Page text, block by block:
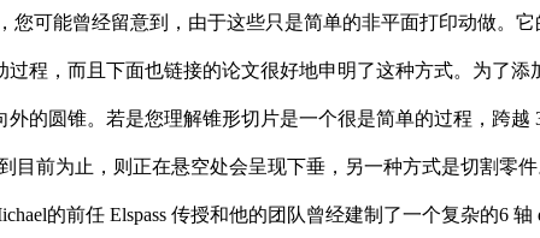
可能曾经留意到，由于这些只是简单的非平面打印动做。
程，而且下面也链接的论文很好地申明了这种方式。为了
的圆锥。若是您理解锥形切片是一个很是简单的过程，跨
前为止，则正在悬空处会呈现下垂，另一种方式是切割零
的前任 Elspass 传授和他的团队曾经建制了一个复杂的6